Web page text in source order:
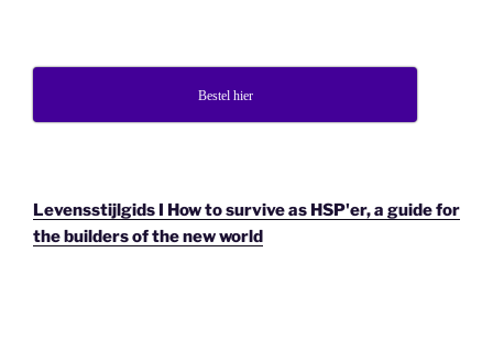
Bestel hier
Levensstijlgids I How to survive as HSP'er, a guide for
the builders of the new world